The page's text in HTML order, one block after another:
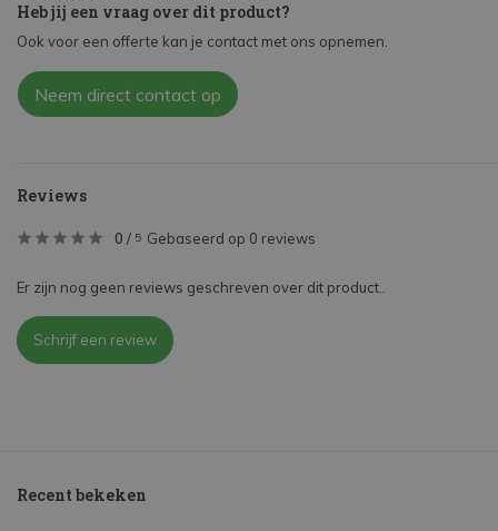
Heb jij een vraag over dit product?
Ook voor een offerte kan je contact met ons opnemen.
Neem direct contact op
Reviews
0 / 5 Gebaseerd op 0 reviews
Er zijn nog geen reviews geschreven over dit product..
Schrijf een review
Recent bekeken